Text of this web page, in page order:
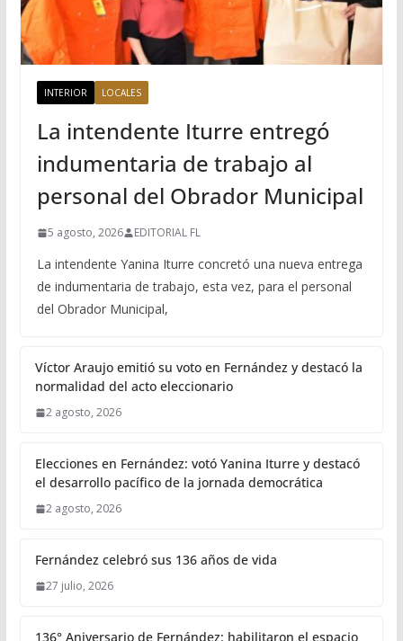
INTERIOR LOCALES
La intendente Iturre entregó
indumentaria de trabajo al
personal del Obrador Municipal
5 agosto, 2026 EDITORIAL FL
La intendente Yanina Iturre concretó una nueva entrega
de indumentaria de trabajo, esta vez, para el personal
del Obrador Municipal,
Víctor Araujo emitió su voto en Fernández y destacó la
normalidad del acto eleccionario
2 agosto, 2026
Elecciones en Fernández: votó Yanina Iturre y destacó
el desarrollo pacífico de la jornada democrática
2 agosto, 2026
Fernández celebró sus 136 años de vida
27 julio, 2026
136° Aniversario de Fernández: habilitaron el espacio